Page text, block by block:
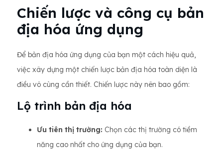
Chiến lược và công cụ bản
địa hóa ứng dụng
Để bản địa hóa ứng dụng của bạn một cách hiệu quả,
việc xây dựng một chiến lược bản địa hóa toàn diện là
điều vô cùng cần thiết. Chiến lược này nên bao gồm:
Lộ trình bản địa hóa
Ưu tiên thị trường: Chọn các thị trường có tiềm
năng cao nhất cho ứng dụng của bạn.